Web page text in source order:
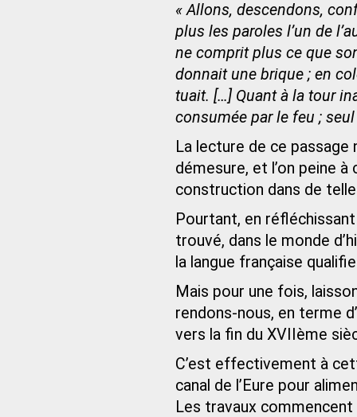
« Allons, descendons,
plus les paroles l’un de
ne comprit plus ce que
donnait une brique ; en
tuait. […] Quant à la tour
consumée par le feu ;
La lecture de ce passage
démesure, et l’on peine
construction dans de
Pourtant, en
trouvé, dans le monde
la langue française
Mais pour une fois,
rendons-nous, en terme
vers la fin du XVIIème
C’est effectivement à
canal de l’Eure pour
Les travaux